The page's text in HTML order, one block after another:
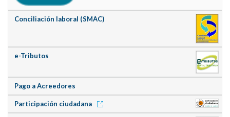
Conciliación laboral (SMAC)
e-Tributos
Pago a Acreedores
Participación ciudadana